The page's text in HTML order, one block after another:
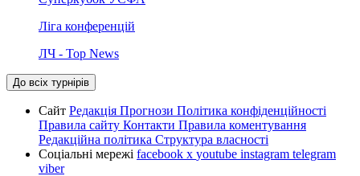
Ліга конференцій
ЛЧ - Top News
До всіх турнірів
Сайт Редакція Прогнози Політика конфіденційності
Правила сайту Контакти Правила коментування
Редакційна політика Структура власності
Соціальні мережі facebook x youtube instagram telegram
viber